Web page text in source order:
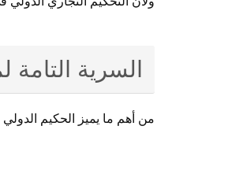
السرية
من أهم ما يميز الحكيم الدولي